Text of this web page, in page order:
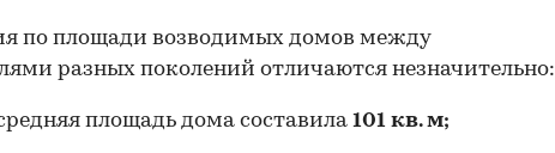
по площади возводимых домов между
разных поколений отличаются незначительно:
площадь дома составила 101 кв. м;